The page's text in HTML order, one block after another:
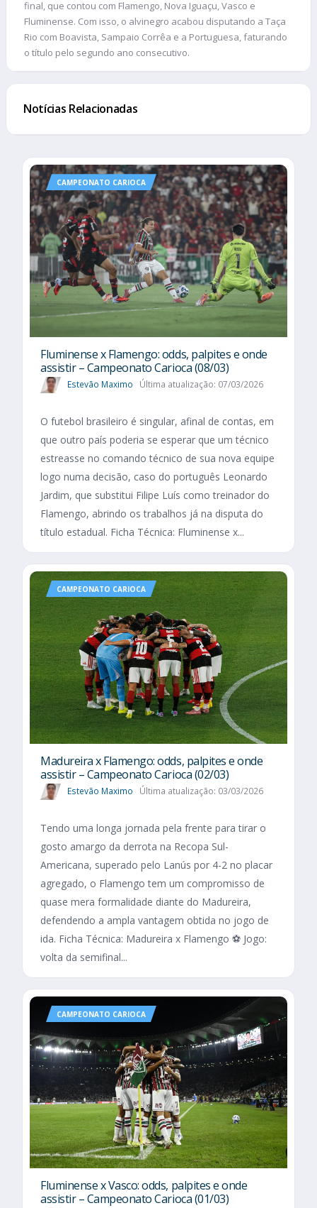
final, que contou com Flamengo, Nova Iguaçu, Vasco e
Fluminense. Com isso, o alvinegro acabou disputando a Taça
Rio com Boavista, Sampaio Corrêa e a Portuguesa, faturando
o título pelo segundo ano consecutivo.
Notícias Relacionadas
CAMPEONATO CARIOCA
Fluminense x Flamengo: odds, palpites e onde
assistir – Campeonato Carioca (08/03)
Estevão Maximo Última atualização: 07/03/2026
O futebol brasileiro é singular, afinal de contas, em
que outro país poderia se esperar que um técnico
estreasse no comando técnico de sua nova equipe
logo numa decisão, caso do português Leonardo
Jardim, que substitui Filipe Luís como treinador do
Flamengo, abrindo os trabalhos já na disputa do
título estadual. Ficha Técnica: Fluminense x...
CAMPEONATO CARIOCA
Madureira x Flamengo: odds, palpites e onde
assistir – Campeonato Carioca (02/03)
Estevão Maximo Última atualização: 03/03/2026
Tendo uma longa jornada pela frente para tirar o
gosto amargo da derrota na Recopa Sul-
Americana, superado pelo Lanús por 4-2 no placar
agregado, o Flamengo tem um compromisso de
quase mera formalidade diante do Madureira,
defendendo a ampla vantagem obtida no jogo de
ida. Ficha Técnica: Madureira x Flamengo ⚽ Jogo:
volta da semifinal...
CAMPEONATO CARIOCA
Fluminense x Vasco: odds, palpites e onde
assistir – Campeonato Carioca (01/03)